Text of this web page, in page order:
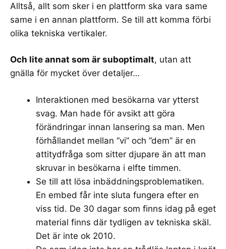
Alltså, allt som sker i en plattform ska vara same
same i en annan plattform. Se till att komma förbi
olika tekniska vertikaler.
Och lite annat som är suboptimalt, utan att
gnälla för mycket över detaljer…
Interaktionen med besökarna var ytterst
svag. Man hade för avsikt att göra
förändringar innan lansering sa man. Men
förhållandet mellan ”vi” och ”dem” är en
attitydfråga som sitter djupare än att man
skruvar in besökarna i elfte timmen.
Se till att lösa inbäddningsproblematiken.
En embed får inte sluta fungera efter en
viss tid. De 30 dagar som finns idag på eget
material finns där tydligen av tekniska skäl.
Det är inte ok 2010.